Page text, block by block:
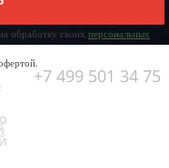
обработку своих персональных
+7 499 501 34 75